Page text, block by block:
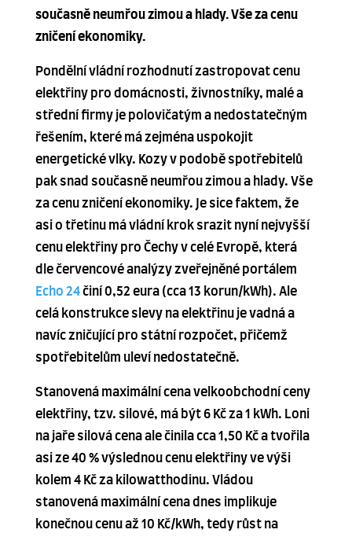
současně neumřou zimou a hlady. Vše za cenu
zničení ekonomiky.
Pondělní vládní rozhodnutí zastropovat cenu
elektřiny pro domácnosti, živnostníky, malé a
střední firmy je polovičatým a nedostatečným
řešením, které má zejména uspokojit
energetické vlky. Kozy v podobě spotřebitelů
pak snad současně neumřou zimou a hlady. Vše
za cenu zničení ekonomiky. Je sice faktem, že
asi o třetinu má vládní krok srazit nyní nejvyšší
cenu elektřiny pro Čechy v celé Evropě, která
dle červencové analýzy zveřejněné portálem
Echo 24činí 0,52 eura (cca 13 korun/kWh). Ale
celá konstrukce slevy na elektřinu je vadná a
navíc zničující pro státní rozpočet, přičemž
spotřebitelům uleví nedostatečně.
Stanovená maximální cena velkoobchodní ceny
elektřiny, tzv. silové, má být 6 Kč za 1 kWh. Loni
na jaře silová cena ale činila cca 1,50 Kč a tvořila
asi ze 40 % výslednou cenu elektřiny ve výši
kolem 4 Kč za kilowatthodinu. Vládou
stanovená maximální cena dnes implikuje
konečnou cenu až 10 Kč/kWh, tedy růst na